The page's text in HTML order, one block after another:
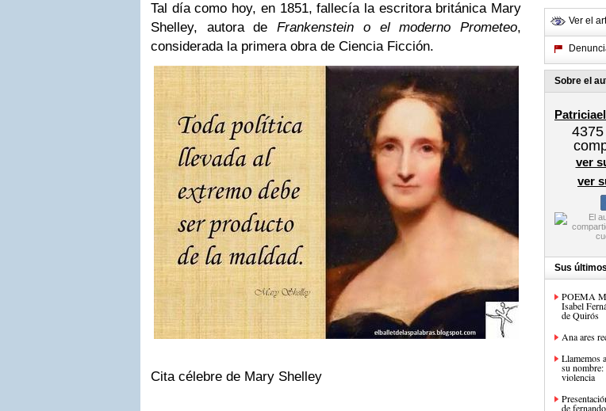
Tal día como hoy, en 1851, fallecía la escritora británica Mary
Shelley, autora deFrankenstein o el moderno Prometeo,
considerada la primera obra de Ciencia Ficción.
Cita célebre de Mary Shelley
Ver el
Sobre el
4375
ver
ver
Sus
POEMA
Isabel
de Quirós
Ana ares
Llamemos
su
violencia
de